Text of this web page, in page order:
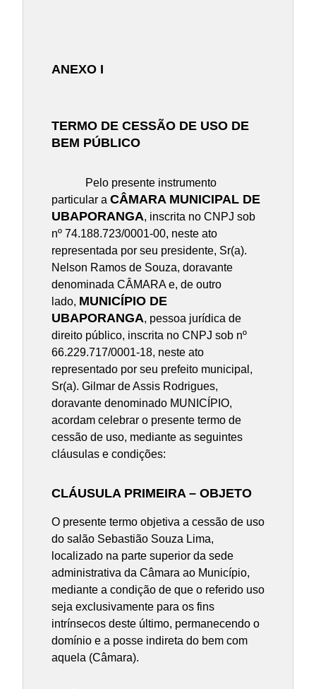
ANEXO I
TERMO DE CESSÃO DE USO DE
BEM PÚBLICO
Pelo presente instrumento
particular a CÂMARA MUNICIPAL DE
UBAPORANGA, inscrita no CNPJ sob
nº 74.188.723/0001-00, neste ato
representada por seu presidente, Sr(a).
Nelson Ramos de Souza, doravante
denominada CÂMARA e, de outro
lado, MUNICÍPIO DE
UBAPORANGA, pessoa jurídica de
direito público, inscrita no CNPJ sob nº
66.229.717/0001-18, neste ato
representado por seu prefeito municipal,
Sr(a). Gilmar de Assis Rodrigues,
doravante denominado MUNICÍPIO,
acordam celebrar o presente termo de
cessão de uso, mediante as seguintes
cláusulas e condições:
CLÁUSULA PRIMEIRA – OBJETO
O presente termo objetiva a cessão de uso
do salão Sebastião Souza Lima,
localizado na parte superior da sede
administrativa da Câmara ao Município,
mediante a condição de que o referido uso
seja exclusivamente para os fins
intrínsecos deste último, permanecendo o
domínio e a posse indireta do bem com
aquela (Câmara).